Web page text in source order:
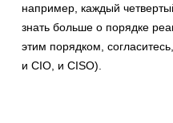
например, каждый
знать больше о порядке
этим порядком,
и CIO, и CISO).